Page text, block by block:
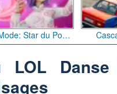
Défi de Mode: Star du Podium